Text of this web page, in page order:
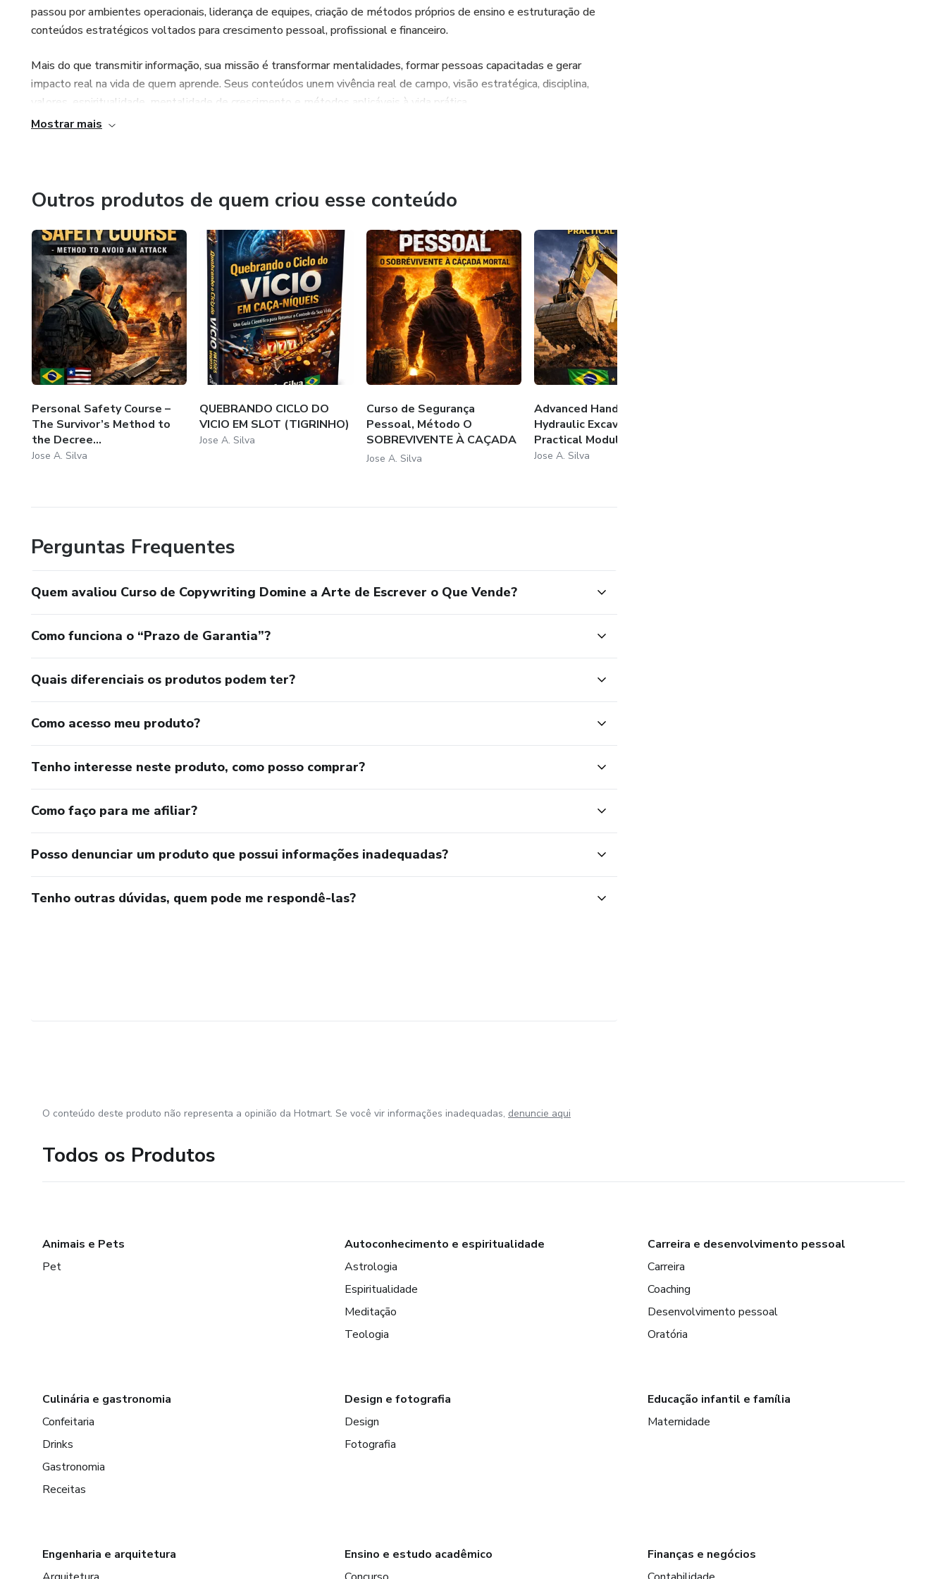
se mesmo(a), o que sentiu ao ler esta sinopse? Se sentiu o desejo em adquirir este curso,
simplesmente voce é apropria prova de que a aplicação deste curso funciona
Portanto, não perca tempo, faça este investimento no seu produto ou negocio e aproveite
o preço de lançamento que irá durar apenas 7 dias
passou por ambientes operacionais, liderança de equipes, criação de métodos próprios de ensino e estruturação de
conteúdos estratégicos voltados para crescimento pessoal, profissional e financeiro.
Mais do que transmitir informação, sua missão é transformar mentalidades, formar pessoas capacitadas e gerar
impacto real na vida de quem aprende. Seus conteúdos unem vivência real de campo, visão estratégica, disciplina,
valores, espiritualidade, mentalidade de crescimento e métodos aplicáveis à vida prática.
Desenvolvimento pessoal
Mentalidade e performance
Segurança pessoal
Empreendedorismo
Operações técnicas
Vendas e persuasão
Educação financeira
Espiritualidade e propósito
Cada obra é construída com um único propósito: ensinar de forma simples, prática e transformadora, para que qualquer
“Conhecimento que não transforma vidas é apenas informação. Minha missão é gerar transformação real.”
Mostrar mais
Outros produtos de quem criou esse conteúdo
Personal Safety Course –
The Survivor’s Method to
the Decree...
Jose A. Silva
QUEBRANDO CICLO DO
VICIO EM SLOT (TIGRINHO)
Jose A. Silva
Curso de Segurança
Pessoal, Método O
SOBREVIVENTE À CAÇADA
M...
Jose A. Silva
Advanced Hands-On
Hydraulic Excavator:
Practical Module
Jose A. Silva
Perguntas Frequentes
Quem avaliou Curso de Copywriting Domine a Arte de Escrever o Que Vende?
Como funciona o “Prazo de Garantia”?
Quais diferenciais os produtos podem ter?
Como acesso meu produto?
Tenho interesse neste produto, como posso comprar?
Como faço para me afiliar?
Posso denunciar um produto que possui informações inadequadas?
Tenho outras dúvidas, quem pode me respondê-las?
O conteúdo deste produto não representa a opinião da Hotmart. Se você vir informações inadequadas, denuncie aqui
Todos os Produtos
Animais e Pets
Pet
Autoconhecimento e espiritualidade
Astrologia
Espiritualidade
Meditação
Teologia
Carreira e desenvolvimento pessoal
Carreira
Coaching
Desenvolvimento pessoal
Oratória
Culinária e gastronomia
Confeitaria
Drinks
Gastronomia
Receitas
Design e fotografia
Design
Fotografia
Educação infantil e família
Maternidade
Engenharia e arquitetura
Ensino e estudo acadêmico
Finanças e negócios